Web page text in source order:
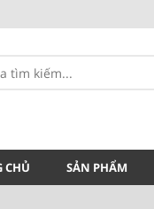
CHỦ SẢN PHẨM